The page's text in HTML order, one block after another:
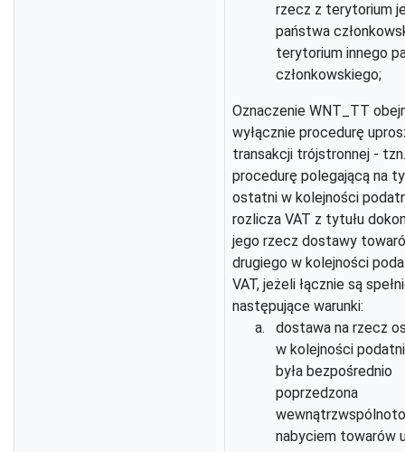
rzecz z terytorium
państwa
terytorium innego
członkowskiego;
Oznaczenie WNT_TT
wyłącznie procedurę
transakcji trójstronnej - tzn.
procedurę polegającą na
ostatni w kolejności
rozlicza VAT z tytułu
jego rzecz dostawy
drugiego w kolejności
VAT, jeżeli łącznie są
następujące warunki:
dostawa na rzecz
w kolejności
była bezpośrednio
poprzedzona
nabyciem towarów